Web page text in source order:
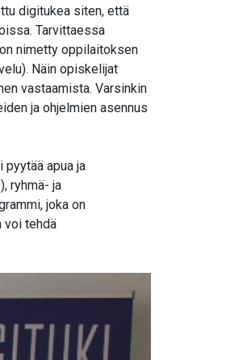
digitukea siten, että
Tarvittaessa
nimetty oppilaitoksen
Näin opiskelijat
vastaamista. Varsinkin
ja ohjelmien asennus
apua ja
ryhmä- ja
joka on
voi tehdä